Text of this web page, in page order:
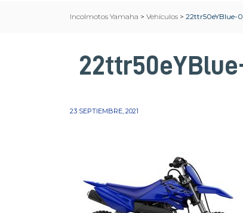
Incolmotos Yamaha > Vehículos > 22ttr50eYBlue-0
23 SEPTIEMBRE, 2021